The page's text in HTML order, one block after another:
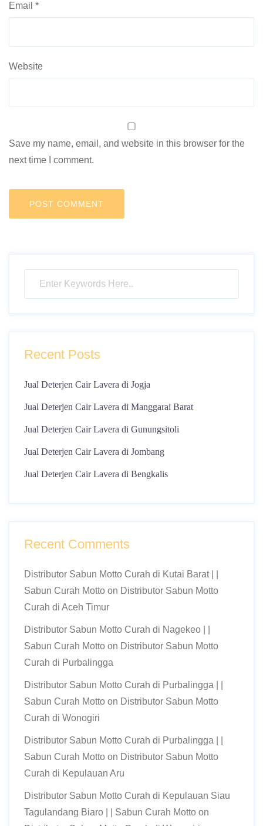
Email *
Website
Save my name, email, and website in this browser for the
next time I comment.
Recent Posts
Jual Deterjen Cair Lavera di Jogja
Jual Deterjen Cair Lavera di Manggarai Barat
Jual Deterjen Cair Lavera di Gunungsitoli
Jual Deterjen Cair Lavera di Jombang
Jual Deterjen Cair Lavera di Bengkalis
Recent Comments
Distributor Sabun Motto Curah di Kutai Barat | |
Sabun Curah Motto on Distributor Sabun Motto
Curah di Aceh Timur
Distributor Sabun Motto Curah di Nagekeo | |
Sabun Curah Motto on Distributor Sabun Motto
Curah di Purbalingga
Distributor Sabun Motto Curah di Purbalingga | |
Sabun Curah Motto on Distributor Sabun Motto
Curah di Wonogiri
Distributor Sabun Motto Curah di Purbalingga | |
Sabun Curah Motto on Distributor Sabun Motto
Curah di Kepulauan Aru
Distributor Sabun Motto Curah di Kepulauan Siau
Tagulandang Biaro | | Sabun Curah Motto on